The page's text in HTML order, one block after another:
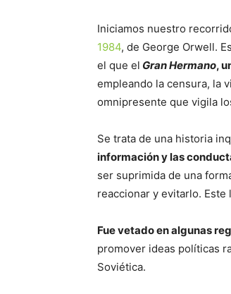
Iniciamos nuestro
1984, de George Orwell.
el que el Gran Hermano,
empleando la censura, la
omnipresente que vigila
Se trata de una historia
información y las
ser suprimida de una
reaccionar y evitarlo.
Fue vetado en algunas
promover ideas políticas
Soviética.